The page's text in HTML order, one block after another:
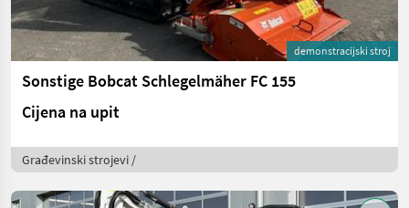
demonstracijski stroj
Sonstige Bobcat Schlegelmäher FC 155
Cijena na upit
Građevinski strojevi /